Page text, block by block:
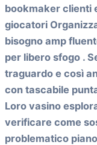
bookmaker clienti
giocatori
bisogno amp
per libero sfogo .
traguardo e così
con tascabile
Loro vasino
verificare come
problematico